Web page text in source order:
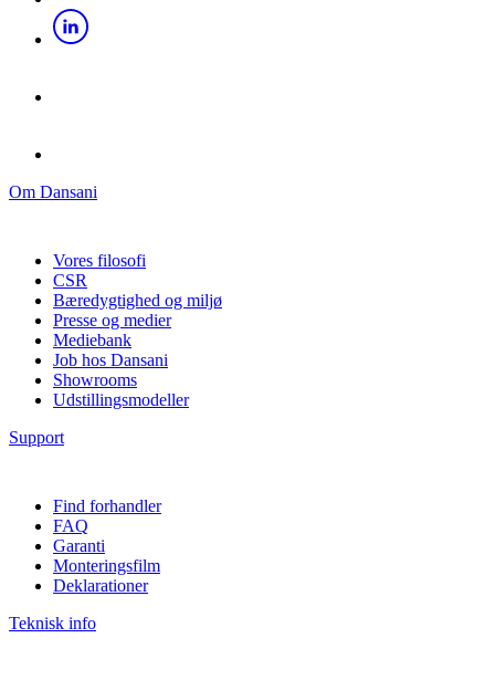
Om Dansani
Vores filosofi
CSR
Bæredygtighed og miljø
Presse og medier
Mediebank
Job hos Dansani
Showrooms
Udstillingsmodeller
Support
Find forhandler
FAQ
Garanti
Monteringsfilm
Deklarationer
Teknisk info